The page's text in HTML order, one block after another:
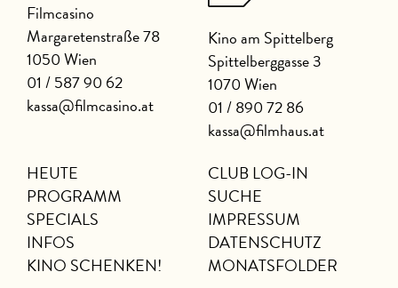
Filmcasino
Margaretenstraße 78
1050 Wien
01 / 587 90 62
kassa@filmcasino.at
Kino am Spittelberg
Spittelberggasse 3
1070 Wien
01 / 890 72 86
kassa@filmhaus.at
HEUTE
PROGRAMM
SPECIALS
INFOS
KINO SCHENKEN!
CLUB LOG-IN
SUCHE
IMPRESSUM
DATENSCHUTZ
MONATSFOLDER